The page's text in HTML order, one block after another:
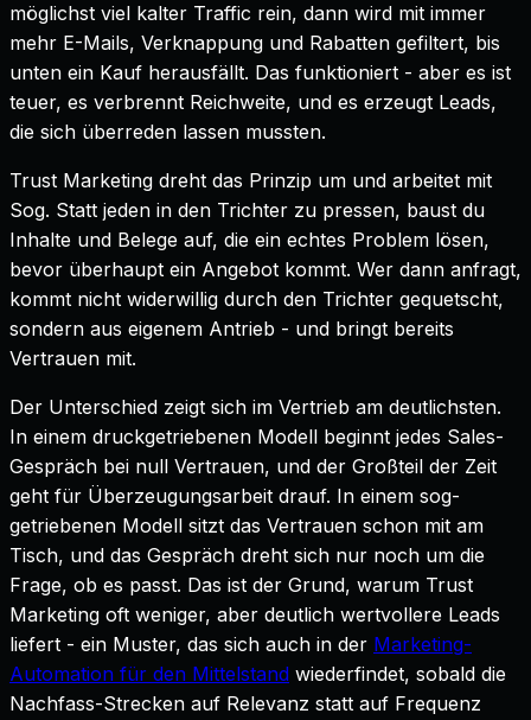
möglichst viel kalter Traffic rein, dann wird mit immer
mehr E-Mails, Verknappung und Rabatten gefiltert, bis
unten ein Kauf herausfällt. Das funktioniert - aber es ist
teuer, es verbrennt Reichweite, und es erzeugt Leads,
die sich überreden lassen mussten.
Trust Marketing dreht das Prinzip um und arbeitet mit
Sog. Statt jeden in den Trichter zu pressen, baust du
Inhalte und Belege auf, die ein echtes Problem lösen,
bevor überhaupt ein Angebot kommt. Wer dann anfragt,
kommt nicht widerwillig durch den Trichter gequetscht,
sondern aus eigenem Antrieb - und bringt bereits
Vertrauen mit.
Der Unterschied zeigt sich im Vertrieb am deutlichsten.
In einem druckgetriebenen Modell beginnt jedes Sales-
Gespräch bei null Vertrauen, und der Großteil der Zeit
geht für Überzeugungsarbeit drauf. In einem sog-
getriebenen Modell sitzt das Vertrauen schon mit am
Tisch, und das Gespräch dreht sich nur noch um die
Frage, ob es passt. Das ist der Grund, warum Trust
Marketing oft weniger, aber deutlich wertvollere Leads
liefert - ein Muster, das sich auch in der Marketing-
Automation für den Mittelstand wiederfindet, sobald die
Nachfass-Strecken auf Relevanz statt auf Frequenz